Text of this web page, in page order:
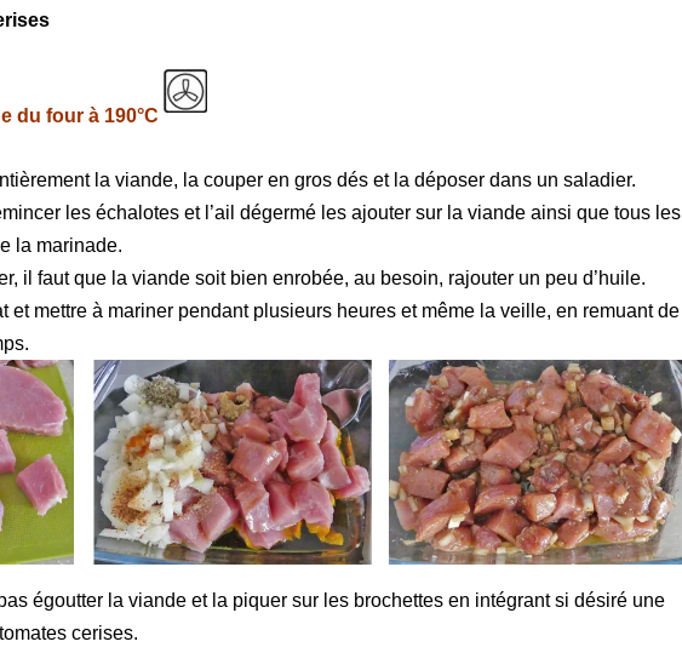
du four à 190°C
la viande, la couper en gros dés et la déposer dans un saladier.
les échalotes et l’ail dégermé les ajouter sur la viande ainsi que tous les
la marinade.
il faut que la viande soit bien enrobée, au besoin, rajouter un peu d’huile.
et mettre à mariner pendant plusieurs heures et même la veille, en remuant de
égoutter la viande et la piquer sur les brochettes en intégrant si désiré une
cerises.